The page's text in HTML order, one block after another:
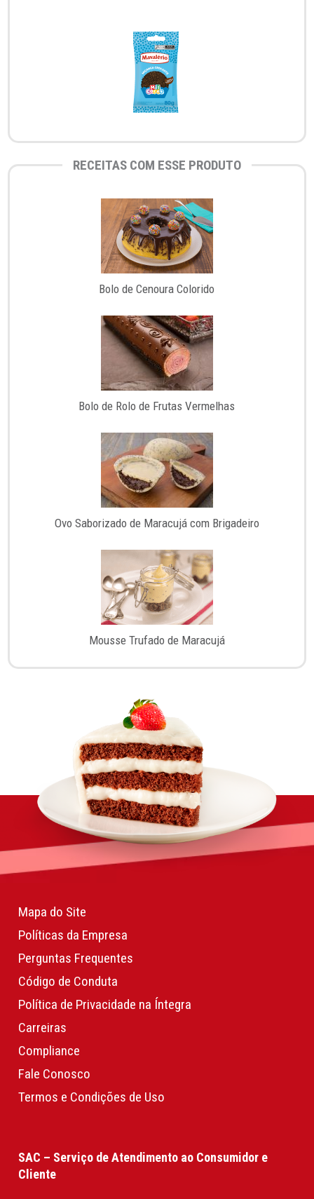
RECEITAS COM ESSE PRODUTO
Bolo de Cenoura Colorido
Bolo de Rolo de Frutas Vermelhas
Ovo Saborizado de Maracujá com Brigadeiro
Mousse Trufado de Maracujá
Mapa do Site
Políticas da Empresa
Perguntas Frequentes
Código de Conduta
Política de Privacidade na Íntegra
Carreiras
Compliance
Fale Conosco
Termos e Condições de Uso
SAC – Serviço de Atendimento ao Consumidor e
Cliente